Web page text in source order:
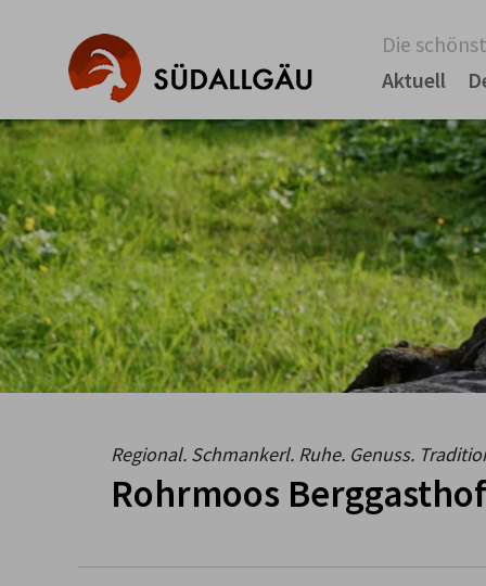
Die
Aktuell
Regional. Schmankerl. Ruhe. Genuss.
Rohrmoos Berggasthof